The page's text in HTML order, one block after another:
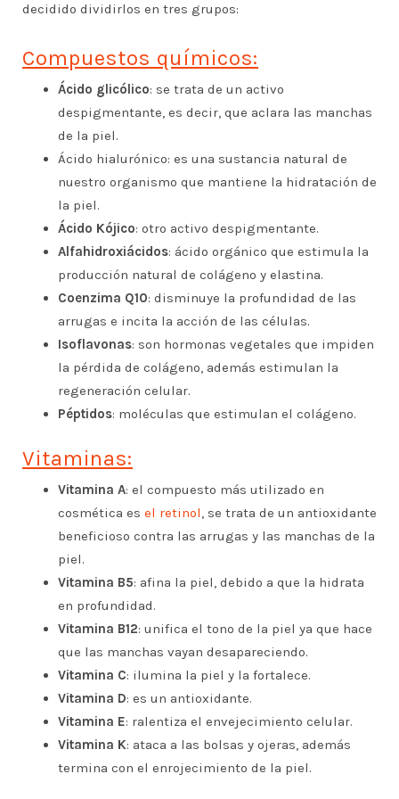
decidido dividirlos en tres grupos:
Compuestos químicos:
Ácido glicólico: se trata de un activo
despigmentante, es decir, que aclara las manchas
de la piel.
Ácido hialurónico: es una sustancia natural de
nuestro organismo que mantiene la hidratación de
la piel.
Ácido Kójico: otro activo despigmentante.
Alfahidroxiácidos: ácido orgánico que estimula la
producción natural de colágeno y elastina.
Coenzima Q10: disminuye la profundidad de las
arrugas e incita la acción de las células.
Isoflavonas: son hormonas vegetales que impiden
la pérdida de colágeno, además estimulan la
regeneración celular.
Péptidos: moléculas que estimulan el colágeno.
Vitaminas:
Vitamina A: el compuesto más utilizado en
cosmética es el retinol, se trata de un antioxidante
beneficioso contra las arrugas y las manchas de la
piel.
Vitamina B5: afina la piel, debido a que la hidrata
en profundidad.
Vitamina B12: unifica el tono de la piel ya que hace
que las manchas vayan desapareciendo.
Vitamina C: ilumina la piel y la fortalece.
Vitamina D: es un antioxidante.
Vitamina E: ralentiza el envejecimiento celular.
Vitamina K: ataca a las bolsas y ojeras, además
termina con el enrojecimiento de la piel.